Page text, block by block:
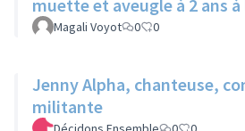
muette et aveugle à 2 ans
congestion cérébrale
Magali Voyot 0 0
Jenny Alpha, chanteuse,
militante